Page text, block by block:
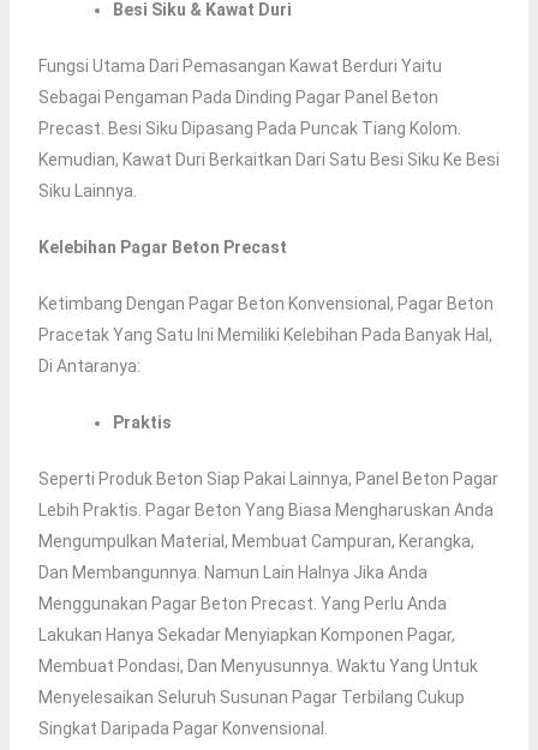
Besi Siku & Kawat Duri
Fungsi Utama Dari Pemasangan Kawat Berduri Yaitu
Sebagai Pengaman Pada Dinding Pagar Panel Beton
Precast. Besi Siku Dipasang Pada Puncak Tiang Kolom.
Kemudian, Kawat Duri Berkaitkan Dari Satu Besi Siku Ke Besi
Siku Lainnya.
Kelebihan Pagar Beton Precast
Ketimbang Dengan Pagar Beton Konvensional, Pagar Beton
Pracetak Yang Satu Ini Memiliki Kelebihan Pada Banyak Hal,
Di Antaranya:
Praktis
Seperti Produk Beton Siap Pakai Lainnya, Panel Beton Pagar
Lebih Praktis. Pagar Beton Yang Biasa Mengharuskan Anda
Mengumpulkan Material, Membuat Campuran, Kerangka,
Dan Membangunnya. Namun Lain Halnya Jika Anda
Menggunakan Pagar Beton Precast. Yang Perlu Anda
Lakukan Hanya Sekadar Menyiapkan Komponen Pagar,
Membuat Pondasi, Dan Menyusunnya. Waktu Yang Untuk
Menyelesaikan Seluruh Susunan Pagar Terbilang Cukup
Singkat Daripada Pagar Konvensional.